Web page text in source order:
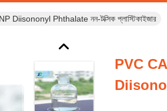
Phthalate নন-টক্সিক প্লাস্টিকাইজার
PVC